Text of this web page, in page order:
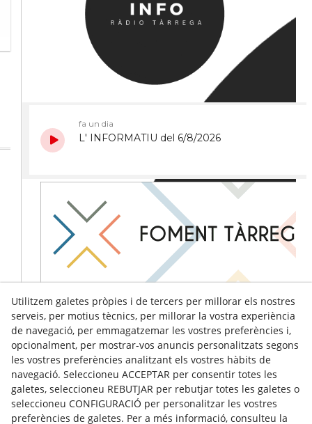
Utilitzem galetes pròpies i de tercers per millorar els nostres
serveis, per motius tècnics, per millorar la vostra experiència
de navegació, per emmagatzemar les vostres preferències i,
opcionalment, per mostrar-vos anuncis personalitzats segons
les vostres preferències analitzant els vostres hàbits de
navegació. Seleccioneu ACCEPTAR per consentir totes les
galetes, seleccioneu REBUTJAR per rebutjar totes les galetes o
seleccioneu CONFIGURACIÓ per personalitzar les vostres
preferències de galetes. Per a més informació, consulteu la